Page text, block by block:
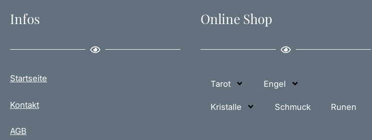
Infos
Startseite
Kontakt
AGB
Online Shop
Tarot Engel
Kristalle Schmuck Runen